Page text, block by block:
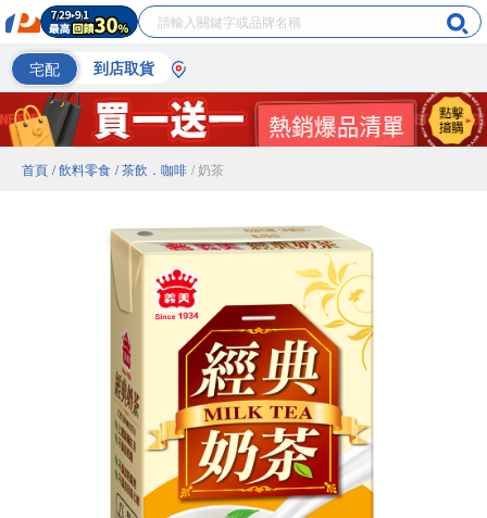
宅配 到店取貨
首頁 / 飲料零食 / 茶飲．咖啡 / 奶茶